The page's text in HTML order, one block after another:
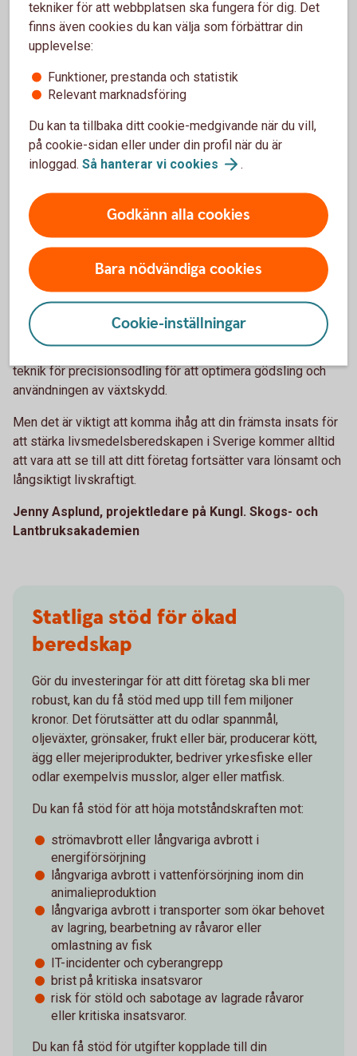
(sva.se)
Som lantbrukare är du van att hantera olika typer av
störningar. Du är beredd på det som avviker. Men oavsett
anar den. Det är just det som är en kris – allt annat är bara
en förberedd svacka i verksamheten.
Dubbel nytta av beredskapen
Kanske kan du i ditt arbete med att öka motståndskraften i
ditt företag slå två flugor i en smäll och även se över hur du
kan minska resursförbrukningen. Det kan till exempel
handla om att investera i förnybar energi och batterilagring,
bygga system för recirkulering av vatten eller
värmeåtervinning från ventilation, mjölkkylning eller
teknik för precisionsodling för att optimera gödsling och
användningen av växtskydd.
Men det är viktigt att komma ihåg att din främsta insats för
att stärka livsmedelsberedskapen i Sverige kommer alltid
att vara att se till att ditt företag fortsätter vara lönsamt och
långsiktigt livskraftigt.
Jenny Asplund, projektledare på Kungl. Skogs- och
Lantbruksakademien
Statliga stöd för ökad
beredskap
Gör du investeringar för att ditt företag ska bli mer
robust, kan du få stöd med upp till fem miljoner
kronor. Det förutsätter att du odlar spannmål,
oljeväxter, grönsaker, frukt eller bär, producerar kött,
ägg eller mejeriprodukter, bedriver yrkesfiske eller
odlar exempelvis musslor, alger eller matfisk.
Du kan få stöd för att höja motståndskraften mot:
strömavbrott eller långvariga avbrott i
energiförsörjning
långvariga avbrott i vattenförsörjning inom din
animalieproduktion
långvariga avbrott i transporter som ökar behovet
av lagring, bearbetning av råvaror eller
omlastning av fisk
IT-incidenter och cyberangrepp
brist på kritiska insatsvaror
risk för stöld och sabotage av lagrade råvaror
eller kritiska insatsvaror.
Du kan få stöd för utgifter kopplade till din
tekniker för att webbplatsen ska fungera för dig. Det
finns även cookies du kan välja som förbättrar din
upplevelse:
Funktioner, prestanda och statistik
Relevant marknadsföring
Du kan ta tillbaka ditt cookie-medgivande när du vill,
på cookie-sidan eller under din profil när du är
inloggad. Så hanterar vi cookies .
Godkänn alla cookies
Bara nödvändiga cookies
Cookie-inställningar